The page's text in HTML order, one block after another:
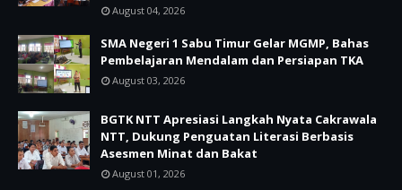
August 04, 2026
SMA Negeri 1 Sabu Timur Gelar MGMP, Bahas
Pembelajaran Mendalam dan Persiapan TKA
August 03, 2026
BGTK NTT Apresiasi Langkah Nyata Cakrawala
NTT, Dukung Penguatan Literasi Berbasis
Asesmen Minat dan Bakat
August 01, 2026